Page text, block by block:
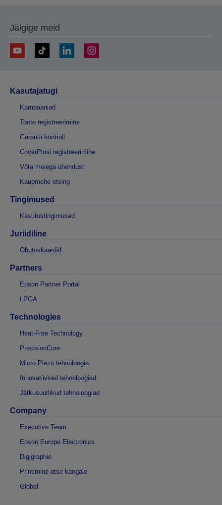
Jälgige meid
Kasutajatugi
Kampaaniad
Toote registreerimine
Garantii kontroll
CoverPlusi registreerimine
Võta meiega ühendust
Kaupmehe otsing
Tingimused
Kasutustingimused
Juriidiline
Ohutuskaardid
Partners
Epson Partner Portal
LPGA
Technologies
Heat-Free Technology
PrecisionCore
Micro Piezo tehnoloogia
Innovatiivsed tehnoloogiad
Jätkusuutlikud tehnoloogiad
Company
Executive Team
Epson Europe Electronics
Digigraphie
Printimine otse kangale
Global